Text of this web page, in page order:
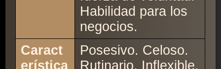
Habilidad para los
negocios.
Caract
erística
Posesivo. Celoso.
Rutinario. Inflexible.